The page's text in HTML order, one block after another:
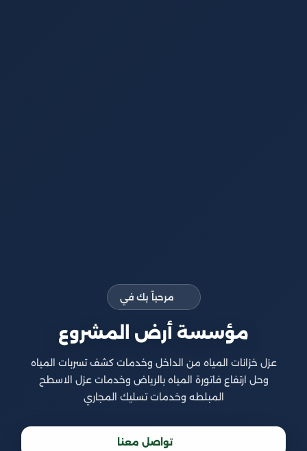
مرحباً بك في
مؤسسة أرض المشروع
عزل خزانات المياه من الداخل وخدمات كشف تسربات المياه
وحل ارتفاع فاتورة المياه بالرياض وخدمات عزل الاسطح
المبلطه وخدمات تسليك المجاري
تواصل معنا